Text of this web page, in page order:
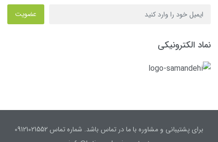
عضویت
نماد الکترونیکی
برای پشتیبانی و مشاوره با ما در تماس باشد. شماره تماس 09121021552